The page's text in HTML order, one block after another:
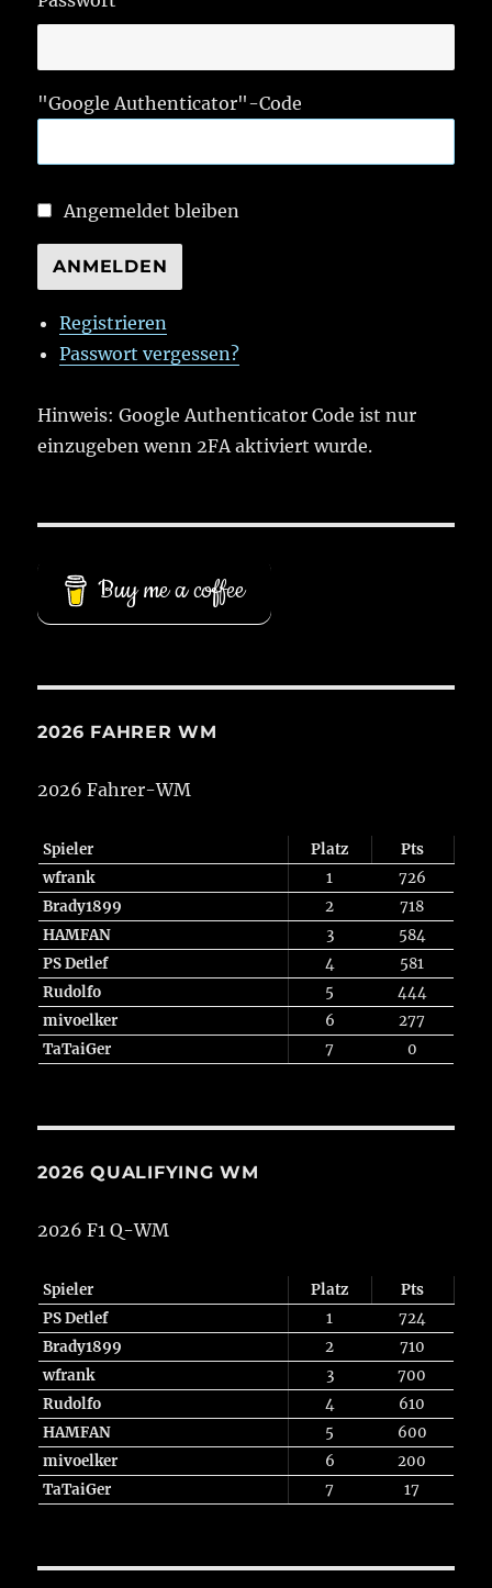
"Google Authenticator"-Code
Angemeldet bleiben
ANMELDEN
Registrieren
Passwort vergessen?
Hinweis: Google Authenticator Code ist nur
einzugeben wenn 2FA aktiviert wurde.
Buy me a coffee
2026 FAHRER WM
2026 Fahrer-WM
Spieler Platz
Pts
wfrank
1
726
Brady1899
2
718
HAMFAN
3
584
PS Detlef
4
581
Rudolfo
5
444
mivoelker
6
277
TaTaiGer
7 0
2026 QUALIFYING WM
2026 F1 Q-WM
Spieler Platz
Pts
PS Detlef
1
724
Brady1899
2
710
wfrank
3
700
Rudolfo
4
610
HAMFAN
5
600
mivoelker
6
200
TaTaiGer
7 17